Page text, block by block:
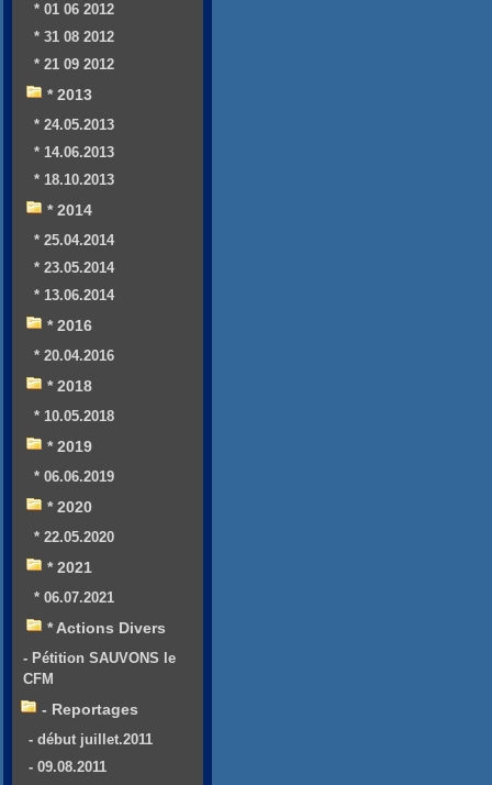
* 01 06 2012
* 31 08 2012
* 21 09 2012
* 2013
* 24.05.2013
* 14.06.2013
* 18.10.2013
* 2014
* 25.04.2014
* 23.05.2014
* 13.06.2014
* 2016
* 20.04.2016
* 2018
* 10.05.2018
* 2019
* 06.06.2019
* 2020
* 22.05.2020
* 2021
* 06.07.2021
* Actions Divers
- Pétition SAUVONS le
CFM
- Reportages
- début juillet.2011
- 09.08.2011